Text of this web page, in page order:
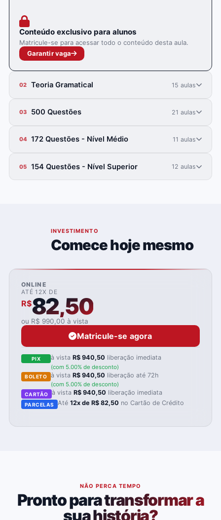
Conteúdo exclusivo para alunos
Matricule-se para acessar todo o conteúdo desta aula.
Garantir vaga
02 Teoria Gramatical 15 aulas
03 500 Questões 21 aulas
04 172 Questões - Nível Médio 11 aulas
05 154 Questões - Nível Superior 12 aulas
INVESTIMENTO
Comece hoje mesmo
ONLINE
ATÉ 12X DE
R$82,50
ou R$ 990,00 à vista
Matricule-se agora
PIX à vistaR$ 940,50 liberação imediata
(com 5.00% de desconto)
BOLETO à vistaR$ 940,50 liberação até 72h
(com 5.00% de desconto)
CARTÃO à vista R$ 940,50 liberação imediata
PARCELAS Até12x de R$ 82,50 no Cartão de Crédito
NÃO PERCA TEMPO
Pronto para transformar a
sua história?